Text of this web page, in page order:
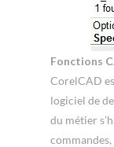
Fonctions
CorelCAD
logiciel de
du métier
commandes,